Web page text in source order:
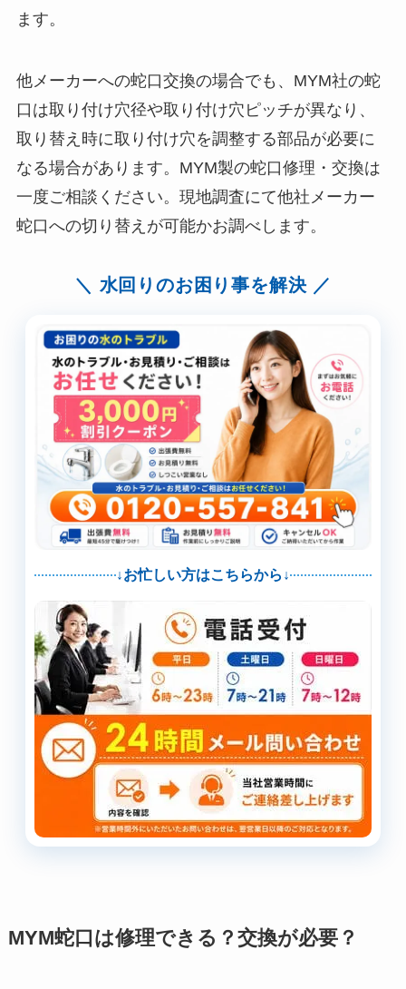
ます。
他メーカーへの蛇口交換の場合でも、MYM社の蛇
口は取り付け穴径や取り付け穴ピッチが異なり、
取り替え時に取り付け穴を調整する部品が必要に
なる場合があります。MYM製の蛇口修理・交換は
一度ご相談ください。現地調査にて他社メーカー
蛇口への切り替えが可能かお調べします。
水回りのお困り事を解決
↓お忙しい方はこちらから↓
MYM蛇口は修理できる？交換が必要？